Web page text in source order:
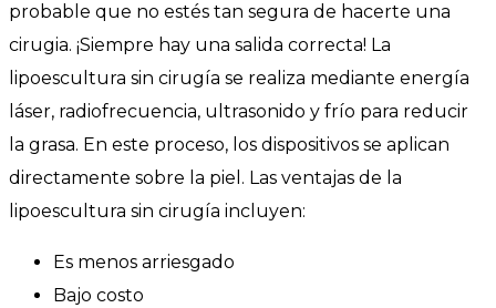
probable que no estés tan segura de hacerte una
cirugia. ¡Siempre hay una salida correcta! La
lipoescultura sin cirugía se realiza mediante energía
láser, radiofrecuencia, ultrasonido y frío para reducir
la grasa. En este proceso, los dispositivos se aplican
directamente sobre la piel. Las ventajas de la
lipoescultura sin cirugía incluyen:
Es menos arriesgado
Bajo costo